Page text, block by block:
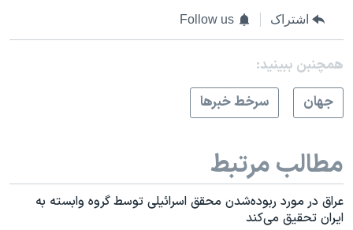
اشتراک Follow us
همچنبن ببینید:
جهان
سرخط خبرها
مطالب مرتبط
عراق در مورد ربوده‌شدن محقق اسرائیلی توسط گروه وابسته به
ایران تحقیق می‌کند